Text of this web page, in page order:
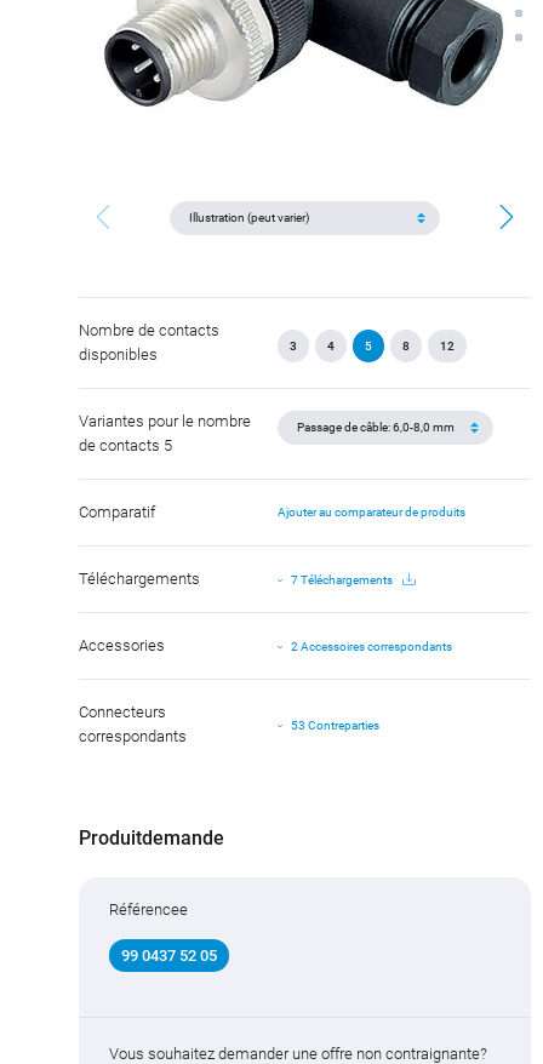
Nombre de contacts
disponibles
3 4 5 8 12
Variantes pour le nombre
de contacts 5
Comparatif Ajouter au comparateur de produits
Téléchargements 7 Téléchargements
Accessories 2 Accessoires correspondants
Connecteurs
correspondants
53 Contreparties
Produitdemande
Référencee
99 0437 52 05
Vous souhaitez demander une offre non contraignante?